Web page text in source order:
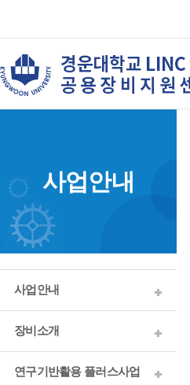
사업안내
사업안내
장비소개
연구기반활용 플러스사업